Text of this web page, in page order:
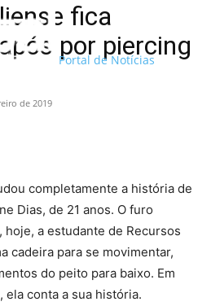
Portal de Notícias
fica
por piercing
de 2019
completamente a história de
Dias, de 21 anos. O furo
a estudante de Recursos
cadeira para se movimentar,
do peito para baixo. Em
ela conta a sua história.